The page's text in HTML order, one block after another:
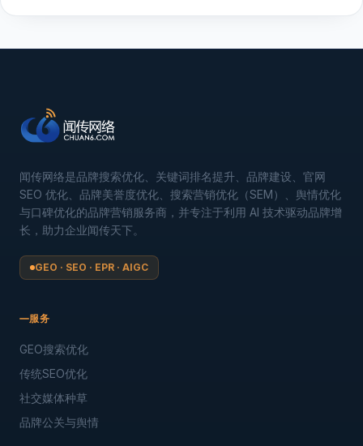
闻传网络是品牌搜索优化、关键词排名提升、品牌建设、官网
SEO 优化、品牌美誉度优化、搜索营销优化（SEM）、舆情优化
与口碑优化的品牌营销服务商，并专注于利用 AI 技术驱动品牌增
长，助力企业闻传天下。
GEO · SEO · EPR · AIGC
服务
GEO搜索优化
传统SEO优化
社交媒体种草
品牌公关与舆情